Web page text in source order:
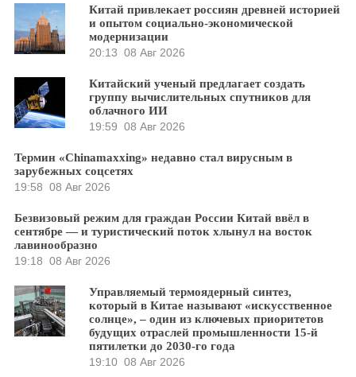
Китай привлекает россиян древней историей
и опытом социально-экономической
модернизации
20:13 08 Авг 2026
Китайский ученый предлагает создать
группу вычислительных спутников для
облачного ИИ
19:59 08 Авг 2026
Термин «Chinamaxxing» недавно стал вирусным в
зарубежных соцсетях
19:58 08 Авг 2026
Безвизовый режим для граждан России Китай ввёл в
сентябре — и туристический поток хлынул на восток
лавинообразно
19:18 08 Авг 2026
Управляемый термоядерный синтез,
который в Китае называют «искусственное
солнце», – один из ключевых приоритетов
будущих отраслей промышленности 15-й
пятилетки до 2030-го года
19:10 08 Авг 2026